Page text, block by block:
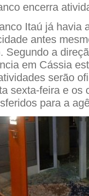
encerra
Itaú já havia
antes
Segundo a
em Cássia
serão
sexta-feira e os
para a